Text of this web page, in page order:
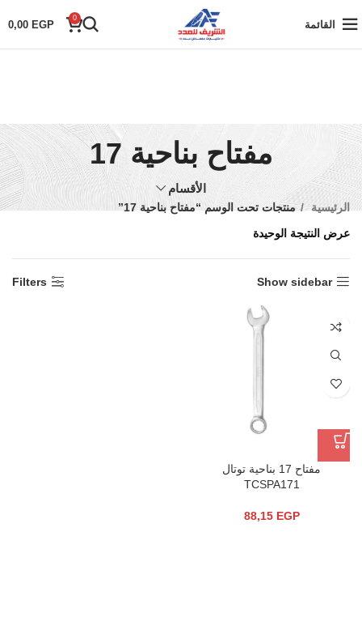
القائمة
0
0,00 EGP
مفتاح بناحية 17
الأقسام
الرئيسية
منتجات تحت الوسم “مفتاح بناحية 17”
عرض النتيجة الوحيدة
Show sidebar
Filters
مفتاح 17 بناحية توتال
TCSPA171
88,15 EGP